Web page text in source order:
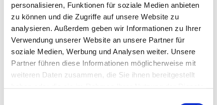
personalisieren, Funktionen für soziale Medien anbieten
zu können und die Zugriffe auf unsere Website zu
analysieren. Außerdem geben wir Informationen zu Ihrer
Verwendung unserer Website an unsere Partner für
soziale Medien, Werbung und Analysen weiter. Unsere
Partner führen diese Informationen möglicherweise mit
weiteren Daten zusammen, die Sie ihnen bereitgestellt
haben oder die sie im Rahmen Ihrer Nutzung der Dienste
No dude en ponerse en contacto conmigo
directamente o enviarnos un correo electrónico a
través del formulario de contacto.